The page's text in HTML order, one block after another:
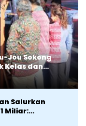
Jou Sokong
Kelas dan
Baru
Salurkan
Miliar:
Korban